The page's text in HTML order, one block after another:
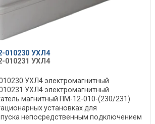
010230 УХЛ4
010231 УХЛ4
УХЛ4 электромагнитный
УХЛ4 электромагнитный
магнитный ПМ-12-010-(230/231)
установках для
непосредственным подключением